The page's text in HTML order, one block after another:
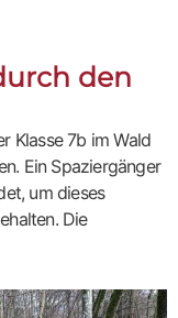
den
Klasse 7b im Wald
Ein Spaziergänger
um dieses
Die